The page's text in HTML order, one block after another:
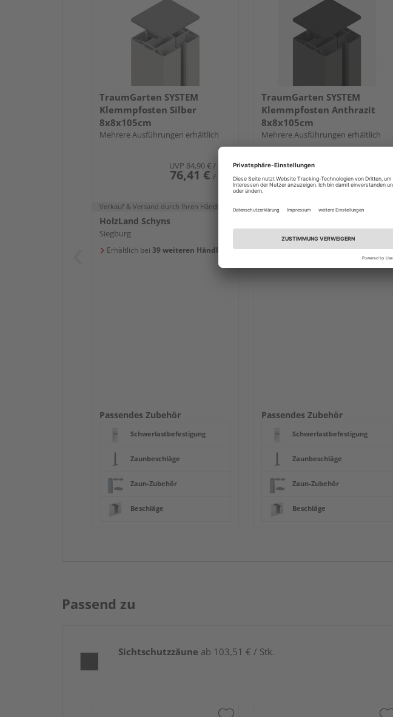
TraumGarten SYSTEM
Klemmpfosten Silber
8x8x105cm
Mehrere Ausführungen erhältlich
UVP 84,90 €/ Stk.
76,41 € / Stk.
Verkauf & Versand durch Ihren Händler
HolzLand Schyns
Siegburg
Erhältlich bei 39 weiteren Händlern
Passendes Zubehör
Schwerlastbefestigung
Zaunbeschläge
Zaun-Zubehör
Beschläge
TraumGarten SYSTEM
Klemmpfosten Anthrazit
8x8x105cm
Mehrere Ausführungen erhältlich
76,41 € / Stk.
Verkauf & Versanddurch Ihren Händler
Erhältlich bei39 weiteren Händlern
Passendes Zubehör
Schwerlastbefestigung
Zaunbeschläge
Zaun-Zubehör
Beschläge
Passend zu
Sichtschutzzäune ab 103,51 € / Stk.